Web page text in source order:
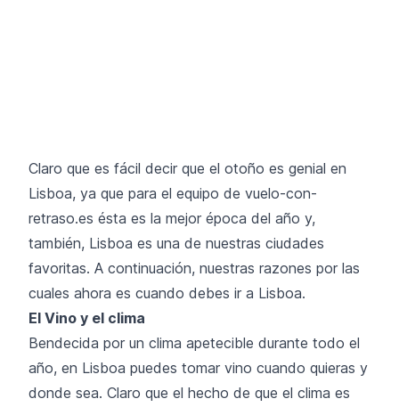
Claro que es fácil decir que el otoño es genial en
Lisboa, ya que para el equipo de vuelo-con-
retraso.es ésta es la mejor época del año y,
también, Lisboa es una de nuestras ciudades
favoritas. A continuación, nuestras razones por las
cuales ahora es cuando debes ir a Lisboa.
El Vino y el clima
Bendecida por un clima apetecible durante todo el
año, en Lisboa puedes tomar vino cuando quieras y
donde sea. Claro que el hecho de que el clima es